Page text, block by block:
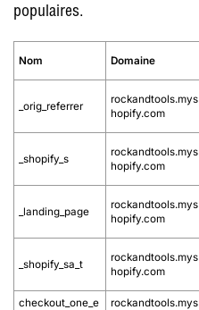
populaires.
Nom Domaine
_orig_referrer
rockandtools.mys
hopify.com
_shopify_s
rockandtools.mys
hopify.com
_landing_page
rockandtools.mys
hopify.com
_shopify_sa_t
rockandtools.mys
hopify.com
checkout_one_e
rockandtools.mys